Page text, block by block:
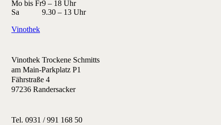
Mo bis Fr9 – 18 Uhr
Sa
9.30 – 13 Uhr
Vinothek
Vinothek Trockene Schmitts
am Main-Parkplatz P1
Fährstraße 4
97236 Randersacker
Tel. 0931 / 991 168 50